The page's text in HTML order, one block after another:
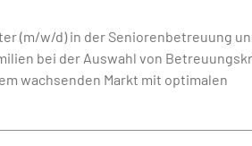
(m/w/d) in der Seniorenbetreuung
bei der Auswahl von
wachsenden Markt mit optimalen